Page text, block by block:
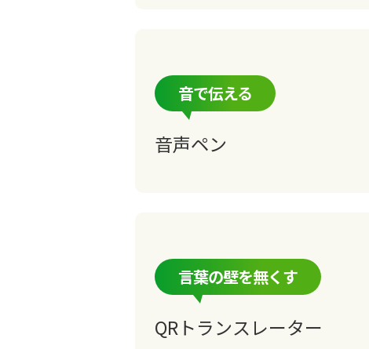
音で伝える
音声ペン
言葉の壁を無くす
QRトランスレーター